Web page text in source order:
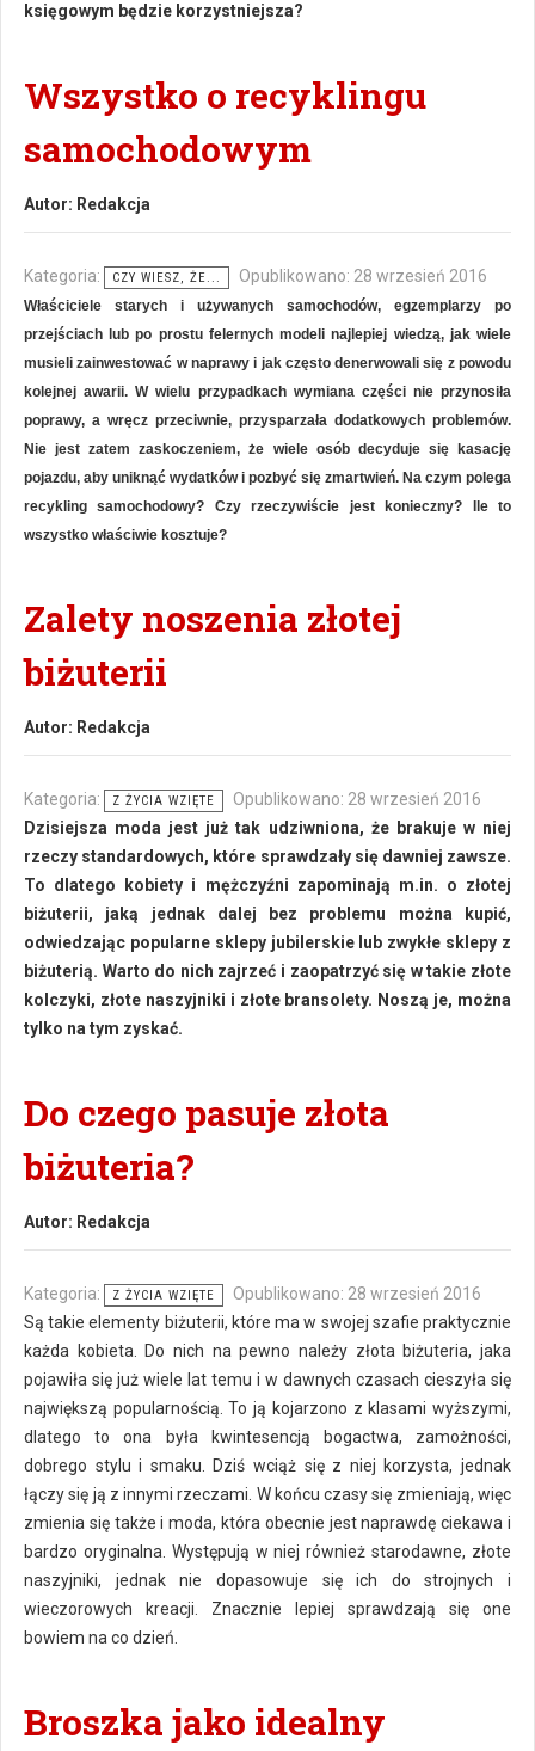
księgowym będzie korzystniejsza?
Wszystko o recyklingu
samochodowym
Autor: Redakcja
Kategoria: CZY WIESZ, ŻE... Opublikowano: 28 wrzesień 2016
Właściciele starych i używanych samochodów, egzemplarzy po
przejściach lub po prostu felernych modeli najlepiej wiedzą, jak wiele
musieli zainwestować w naprawy i jak często denerwowali się z powodu
kolejnej awarii. W wielu przypadkach wymiana części nie przynosiła
poprawy, a wręcz przeciwnie, przysparzała dodatkowych problemów.
Nie jest zatem zaskoczeniem, że wiele osób decyduje się kasację
pojazdu, aby uniknąć wydatków i pozbyć się zmartwień. Na czym polega
recykling samochodowy? Czy rzeczywiście jest konieczny? Ile to
wszystko właściwie kosztuje?
Zalety noszenia złotej
biżuterii
Autor: Redakcja
Kategoria: Z ŻYCIA WZIĘTE
Opublikowano: 28 wrzesień 2016
Dzisiejsza moda jest już tak udziwniona, że brakuje w niej
rzeczy standardowych, które sprawdzały się dawniej zawsze.
To dlatego kobiety i mężczyźni zapominają m.in. o złotej
biżuterii, jaką jednak dalej bez problemu można kupić,
odwiedzając popularne sklepy jubilerskie lub zwykłe sklepy z
biżuterią. Warto do nich zajrzeć i zaopatrzyć się w takie złote
kolczyki, złote naszyjniki i złote bransolety. Noszą je, można
tylko na tym zyskać.
Do czego pasuje złota
biżuteria?
Autor: Redakcja
Kategoria: Z ŻYCIA WZIĘTE
Opublikowano: 28 wrzesień 2016
Są takie elementy biżuterii, które ma w swojej szafie praktycznie
każda kobieta. Do nich na pewno należy złota biżuteria, jaka
pojawiła się już wiele lat temu i w dawnych czasach cieszyła się
największą popularnością. To ją kojarzono z klasami wyższymi,
dlatego to ona była kwintesencją bogactwa, zamożności,
dobrego stylu i smaku. Dziś wciąż się z niej korzysta, jednak
łączy się ją z innymi rzeczami. W końcu czasy się zmieniają, więc
zmienia się także i moda, która obecnie jest naprawdę ciekawa i
bardzo oryginalna. Występują w niej również starodawne, złote
naszyjniki, jednak nie dopasowuje się ich do strojnych i
wieczorowych kreacji. Znacznie lepiej sprawdzają się one
bowiem na co dzień.
Broszka jako idealny